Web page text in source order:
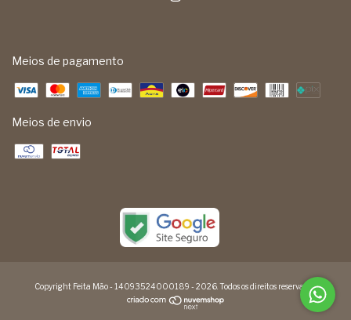
Meios de pagamento
Meios de envio
Copyright Feita Mão - 14093524000189 - 2026. Todos os direitos reservados.